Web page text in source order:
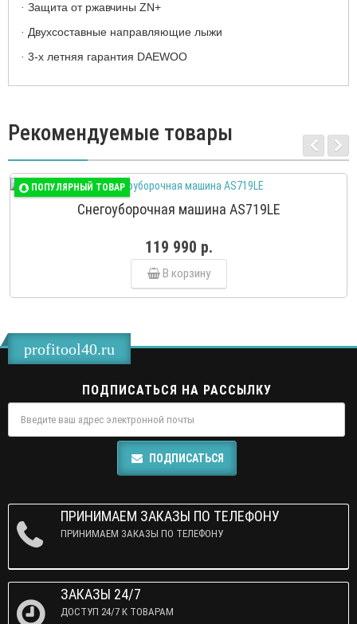
· Защита от ржавчины ZN+
· Двухсоставные направляющие лыжи
· 3-х летняя гарантия DAEWOO
Рекомендуемые товары
ПОПУЛЯРНЫЙ ТОВАР
Снегоуборочная машина AS719LE
119 990 р.
В корзину
profitool40.ru
ПОДПИСАТЬСЯ НА РАССЫЛКУ
ПОДПИСАТЬСЯ
ПРИНИМАЕМ ЗАКАЗЫ ПО ТЕЛЕФОНУ
ПРИНИМАЕМ ЗАКАЗЫ ПО ТЕЛЕФОНУ
ЗАКАЗЫ 24/7
ДОСТУП 24/7 К ТОВАРАМ